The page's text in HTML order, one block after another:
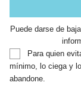
Puede darse de
Para quien
mínimo, lo ciega y
abandone.